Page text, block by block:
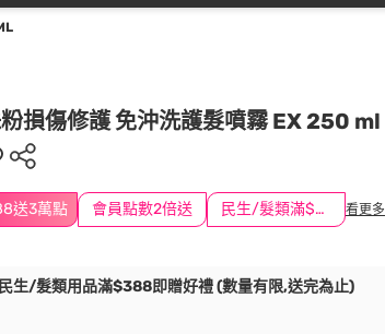
損傷修護 免沖洗護髮噴霧 EX 250 ml
送3萬點 會員點數2倍送 民生/髮類滿$388送舒潔冰巾 看更多
生/髮類用品滿$388即贈好禮 (數量有限,送完為止)